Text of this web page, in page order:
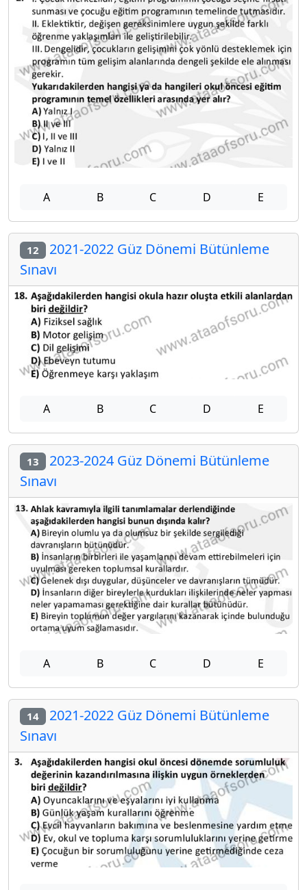
A B C D E
12 2021-2022 Güz Dönemi Bütünleme
Sınavı
A B C D E
13 2023-2024 Güz Dönemi Bütünleme
Sınavı
A B C D E
14 2021-2022 Güz Dönemi Bütünleme
Sınavı